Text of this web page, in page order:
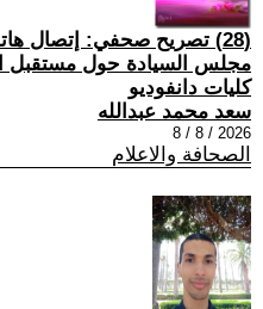
(28) تصريح صحفي: إتصال
مجلس السيادة حول مستقبل
كليات دانفوديو
سعد محمد عبدالله
2026 / 8 / 8
الصحافة والاعلام